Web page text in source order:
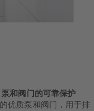
和阀门的可靠保护
优质泵和阀门，用于排